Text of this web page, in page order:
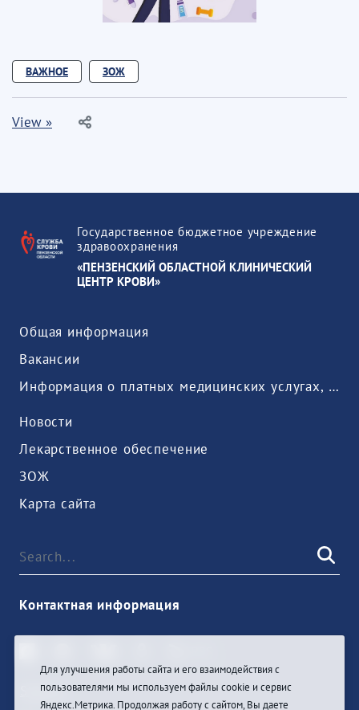
ВАЖНОЕ ЗОЖ
View »
Государственное бюджетное учреждение
здравоохранения
«ПЕНЗЕНСКИЙ ОБЛАСТНОЙ КЛИНИЧЕСКИЙ
ЦЕНТР КРОВИ»
Общая информация
Вакансии
Информация о платных медицинских услугах, предоставляемых медицинской организацией
Новости
Лекарственное обеспечение
ЗОЖ
Карта сайта
Контактная информация
Sign In
Для улучшения работы сайта и его взаимодействия с
пользователями мы используем файлы cookie и сервис
Яндекс.Метрика. Продолжая работу с сайтом, Вы даете